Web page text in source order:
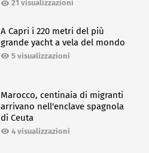
21 visualizzazioni
A Capri i 220 metri del più
grande yacht a vela del mondo
5 visualizzazioni
Marocco, centinaia di migranti
arrivano nell'enclave spagnola
di Ceuta
4 visualizzazioni